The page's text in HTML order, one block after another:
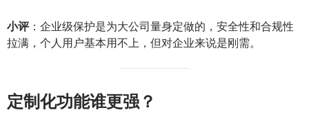
小评：企业级保护是为大公司量身定做的，安全性和合规性
拉满，个人用户基本用不上，但对企业来说是刚需。
定制化功能谁更强？